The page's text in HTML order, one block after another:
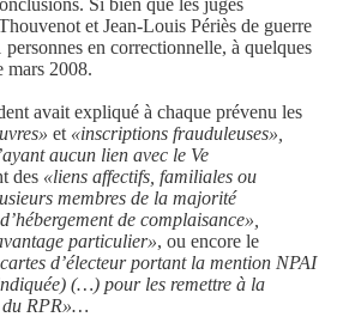
et Jean-Louis Périès de guerre
en correctionnelle, à quelques
mars 2008.
avait expliqué à chaque prévenu les
et «inscriptions frauduleuses»,
aucun lien avec le Ve
des «liens affectifs, familiales ou
membres de la majorité
de complaisance»,
particulier», ou encore le
d’électeur portant la mention NPAI
(…) pour les remettre à la
du RPR»…